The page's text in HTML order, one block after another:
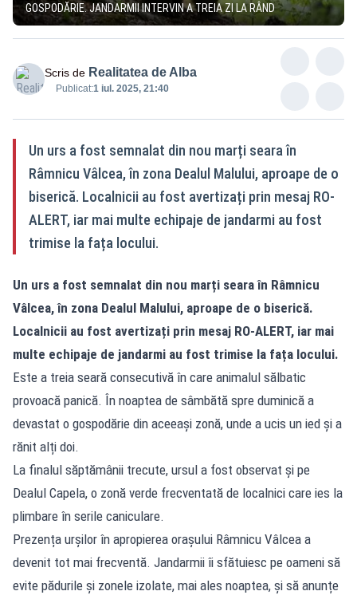
GOSPODĂRIE. JANDARMII INTERVIN A TREIA ZI LA RÂND
Scris de Realitatea de Alba
Publicat:1 iul. 2025, 21:40
Un urs a fost semnalat din nou marți seara în
Râmnicu Vâlcea, în zona Dealul Malului, aproape de o
biserică. Localnicii au fost avertizați prin mesaj RO-
ALERT, iar mai multe echipaje de jandarmi au fost
trimise la fața locului.
Un urs a fost semnalat din nou marți seara în Râmnicu
Vâlcea, în zona Dealul Malului, aproape de o biserică.
Localnicii au fost avertizați prin mesaj RO-ALERT, iar mai
multe echipaje de jandarmi au fost trimise la fața locului.
Este a treia seară consecutivă în care animalul sălbatic
provoacă panică. În noaptea de sâmbătă spre duminică a
devastat o gospodărie din aceeași zonă, unde a ucis un ied și a
rănit alți doi.
La finalul săptămânii trecute, ursul a fost observat și pe
Dealul Capela, o zonă verde frecventată de localnici care ies la
plimbare în serile caniculare.
Prezența urșilor în apropierea orașului Râmnicu Vâlcea a
devenit tot mai frecventă. Jandarmii îi sfătuiesc pe oameni să
evite pădurile și zonele izolate, mai ales noaptea, și să anunțe